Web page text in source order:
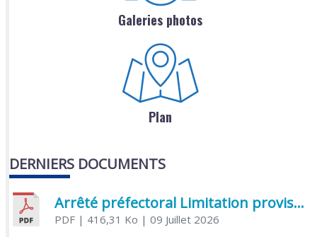
Galeries photos
Plan
DERNIERS DOCUMENTS
Arrêté préfectoral Limitation provisoire des usages de l’eau
PDF| 416,31 Ko | 09 Juillet 2026